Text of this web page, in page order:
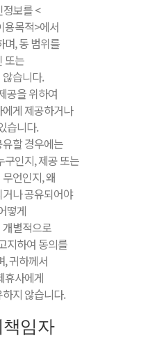
보를 <
용목적>에서
며, 동 범위를
또는
습니다.
공을 위하여
게 제공하거나
습니다.
할 경우에는
구인지, 제공 또는
언인지, 왜
나 공유되어야
떻게
별적으로
지하여 동의를
, 귀하께서
휴사에게
지 않습니다.
책임자